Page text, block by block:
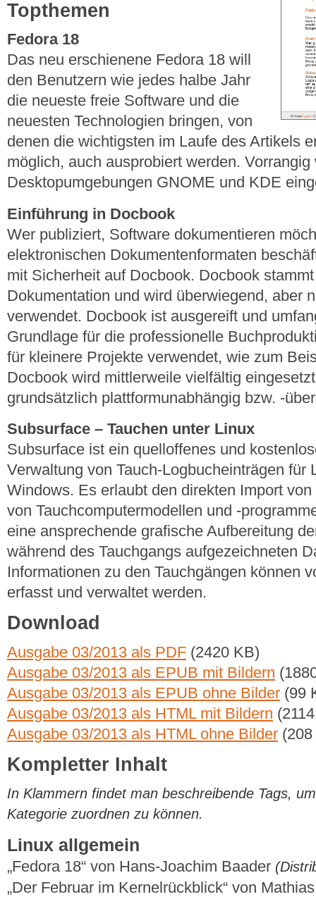
Topthemen
Fedora 18
Das neu erschienene Fedora 18 will
den Benutzern wie jedes halbe Jahr
die neueste freie Software und die
neuesten Technologien bringen, von
denen die wichtigsten im Laufe des Artikels
möglich, auch ausprobiert werden. Vorrangig
Desktopumgebungen GNOME und KDE
Einführung in Docbook
Wer publiziert, Software dokumentieren
elektronischen Dokumentenformaten
mit Sicherheit auf Docbook. Docbook
Dokumentation und wird überwiegend, aber
verwendet. Docbook ist ausgereift und
Grundlage für die professionelle
für kleinere Projekte verwendet, wie zum
Docbook wird mittlerweile vielfältig
grundsätzlich plattformunabhängig bzw. -
Subsurface – Tauchen unter Linux
Subsurface ist ein quelloffenes und
Verwaltung von Tauch-Logbucheinträgen für
Windows. Es erlaubt den direkten Import
von Tauchcomputermodellen und -
eine ansprechende grafische Aufbereitung
während des Tauchgangs aufgezeichneten
Informationen zu den Tauchgängen können
erfasst und verwaltet werden.
Download
Ausgabe 03/2013 als PDF (2420 KB)
Ausgabe 03/2013 als EPUB mit Bildern
Ausgabe 03/2013 als EPUB ohne Bilder (99
Ausgabe 03/2013 als HTML mit Bildern
Ausgabe 03/2013 als HTML ohne Bilder
Kompletter Inhalt
In Klammern findet man beschreibende Tags,
Kategorie zuordnen zu können.
Linux allgemein
„Fedora 18“ von Hans-Joachim Baader
„Der Februar im Kernelrückblick“ von